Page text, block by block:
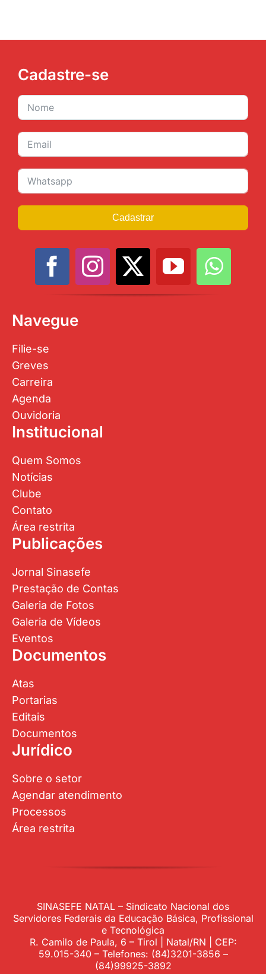
Cadastre-se
Cadastrar
Navegue
Filie-se
Greves
Carreira
Agenda
Ouvidoria
Institucional
Quem Somos
Notícias
Clube
Contato
Área restrita
Publicações
Jornal Sinasefe
Prestação de Contas
Galeria de Fotos
Galeria de Vídeos
Eventos
Documentos
Atas
Portarias
Editais
Documentos
Jurídico
Sobre o setor
Agendar atendimento
Processos
Área restrita
SINASEFE NATAL – Sindicato Nacional dos
Servidores Federais da Educação Básica, Profissional
e Tecnológica
R. Camilo de Paula, 6 – Tirol | Natal/RN | CEP:
59.015-340 – Telefones: (84)3201-3856 –
(84)99925-3892